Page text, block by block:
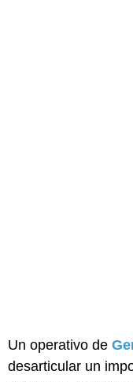
Un operativo de
desarticular un